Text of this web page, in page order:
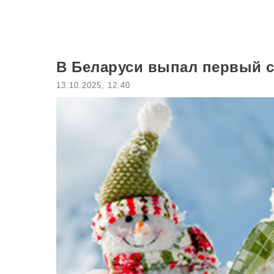
В Беларуси выпал первый
13.10.2025, 12:40